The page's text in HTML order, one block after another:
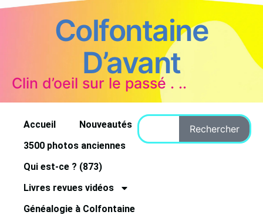
Colfontaine
D’avant
Clin d’oeil sur le passé . ..
Accueil
Nouveautés
3500 photos anciennes
Qui est-ce ? (873)
Livres revues vidéos
Généalogie à Colfontaine
Rechercher